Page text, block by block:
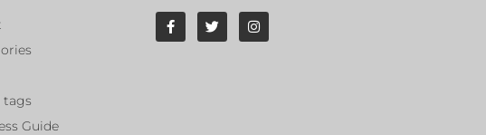
tags
Guide